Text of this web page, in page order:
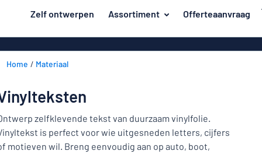
hoofdinhoudZelf ontwerpen Assortiment Offerteaanvraag
Deur en brievenbus
Huis en thuis
Verkeer en voertuigen
Naambadges
van emaillen
Houten
Materiaal
Deur
naar
uw bord hier
Home Materiaal
zelfklevende tekst van duurzaam vinylfolie.
is perfect voor wie uitgesneden letters, cijfers
motieven wil. Breng eenvoudig aan op auto, boot,